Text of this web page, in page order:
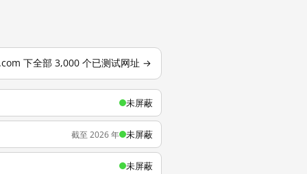
下全部 3,000 个已测试网址 →
未屏蔽
截至 2026 年 未屏蔽
未屏蔽